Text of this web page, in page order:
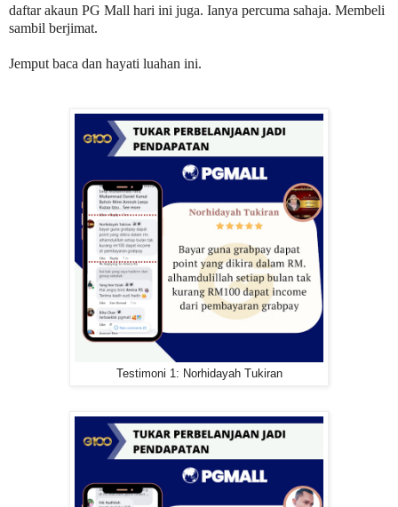
daftar akaun PG Mall hari ini juga. Ianya percuma sahaja. Membeli
sambil berjimat.
Jemput baca dan hayati luahan ini.
Testimoni 1: Norhidayah Tukiran